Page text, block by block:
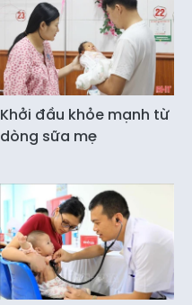
Khởi đầu khỏe mạnh từ
dòng sữa mẹ